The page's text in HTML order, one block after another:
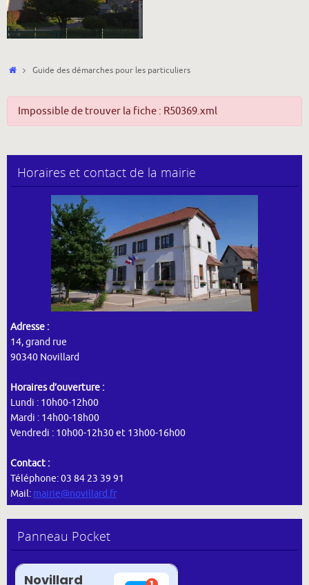
Accueil
Guide des démarches pour les particuliers
Impossible de trouver la fiche : R50369.xml
Horaires et contact de la mairie
Adresse :
14, grand rue
90340 Novillard
Horaires d’ouverture :
Lundi : 10h00-12h00
Mardi : 14h00-18h00
Vendredi : 10h00-12h30 et 13h00-16h00
Contact :
Téléphone: 03 84 23 39 91
Mail: mairie@novillard.fr
Panneau Pocket